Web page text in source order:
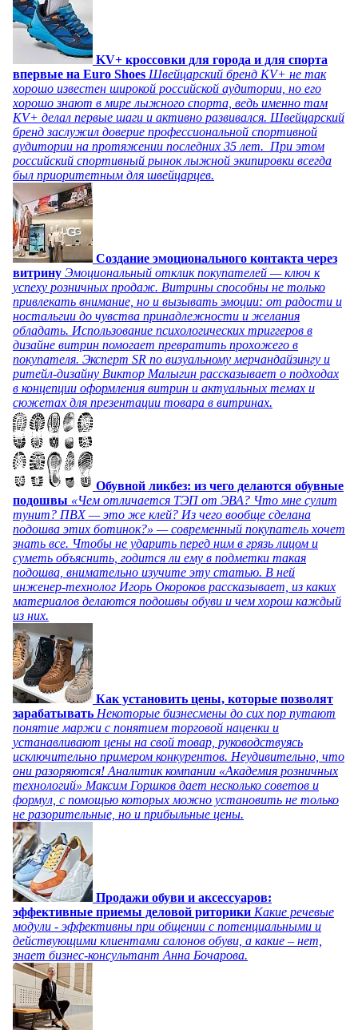
KV+ кроссовки для города и для спорта
впервые на Euro Shoes Швейцарский бренд KV+ не так
хорошо известен широкой российской аудитории, но его
хорошо знают в мире лыжного спорта, ведь именно там
KV+ делал первые шаги и активно развивался. Швейцарский
бренд заслужил доверие профессиональной спортивной
аудитории на протяжении последних 35 лет. При этом
российский спортивный рынок лыжной экипировки всегда
был приоритетным для швейцарцев.
Создание эмоционального контакта через
витрину Эмоциональный отклик покупателей — ключ к
успеху розничных продаж. Витрины способны не только
привлекать внимание, но и вызывать эмоции: от радости и
ностальгии до чувства принадлежности и желания
обладать. Использование психологических триггеров в
дизайне витрин помогает превратить прохожего в
покупателя. Эксперт SR по визуальному мерчандайзингу и
ритейл-дизайну Виктор Малыгин рассказывает о подходах
в концепции оформления витрин и актуальных темах и
сюжетах для презентации товара в витринах.
Обувной ликбез: из чего делаются обувные
подошвы «Чем отличается ТЭП от ЭВА? Что мне сулит
тунит? ПВХ — это же клей? Из чего вообще сделана
подошва этих ботинок?» — современный покупатель хочет
знать все. Чтобы не ударить перед ним в грязь лицом и
суметь объяснить, годится ли ему в подметки такая
подошва, внимательно изучите эту статью. В ней
инженер-технолог Игорь Окороков рассказывает, из каких
материалов делаются подошвы обуви и чем хорош каждый
из них.
Как установить цены, которые позволят
зарабатывать Некоторые бизнесмены до сих пор путают
понятие маржи с понятием торговой наценки и
устанавливают цены на свой товар, руководствуясь
исключительно примером конкурентов. Неудивительно, что
они разоряются! Аналитик компании «Академия розничных
технологий» Максим Горшков дает несколько советов и
формул, с помощью которых можно установить не только
не разорительные, но и прибыльные цены.
Продажи обуви и аксессуаров:
эффективные приемы деловой риторики Какие речевые
модули - эффективны при общении с потенциальными и
действующими клиентами салонов обуви, а какие – нет,
знает бизнес-консультант Анна Бочарова.